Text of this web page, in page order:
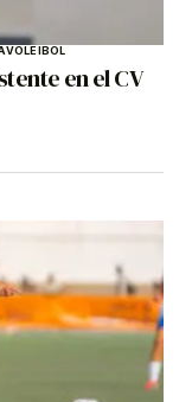
VOLEIBOL
en el CV